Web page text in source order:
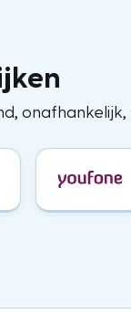
onafhankelijk,